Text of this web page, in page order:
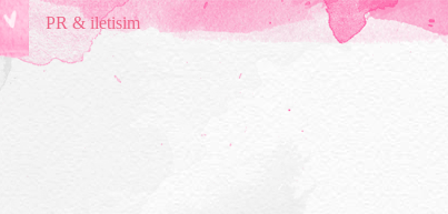
PR & iletisim